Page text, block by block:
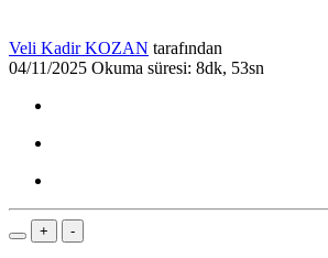
Veli Kadir KOZAN tarafından
04/11/2025 Okuma süresi: 8dk, 53sn
+ -